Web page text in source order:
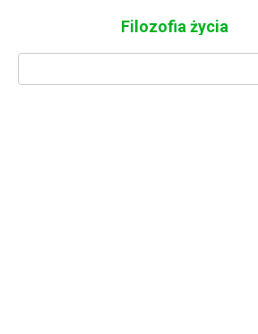
Filozofia życia
Search: